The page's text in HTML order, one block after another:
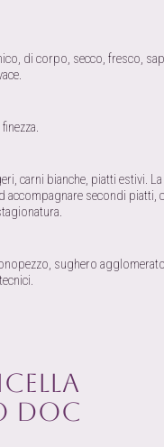
di corpo, secco, fresco,
carni bianche, piatti estivi.
accompagnare secondi piatti,
sughero
DOC